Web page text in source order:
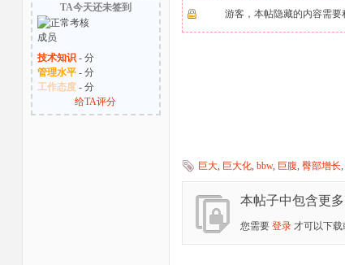
TA今天还未签到
技术知识- 分
管理水平- 分
工作态度- 分
给TA评分
游客，本帖隐藏的内容需要
巨大, 巨大化, bbw, 巨腹, 臀部增长,
本帖子中包含更
您需要 登录才可以下载